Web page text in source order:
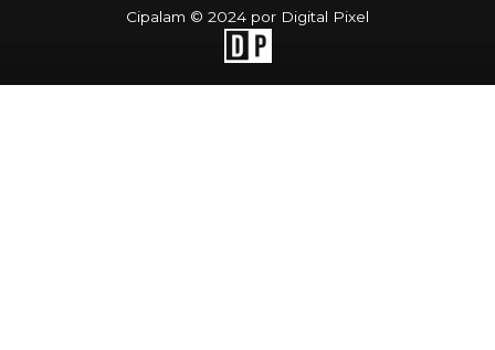
k n
Cipalam © 2024 por Digital Pixel